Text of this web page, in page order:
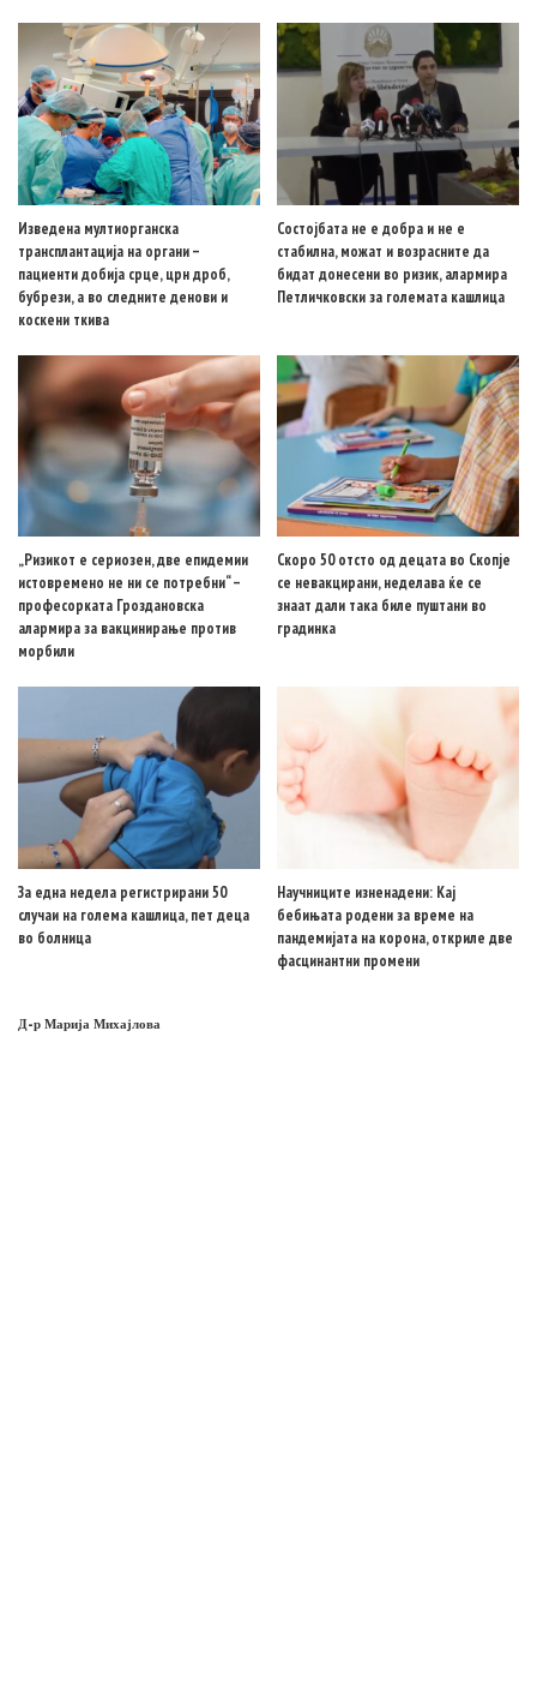
Изведена мултиорганска
трансплантација на органи –
пациенти добија срце, црн дроб,
бубрези, а во следните денови и
коскени ткива
Состојбата не е добра и не е
стабилна, можат и возрасните да
бидат донесени во ризик, алармира
Петличковски за големата кашлица
„Ризикот е сериозен, две епидемии
истовремено не ни се потребни“ –
професорката Гроздановска
алармира за вакцинирање против
морбили
Скоро 50 отсто од децата во Скопје
се невакцирани, неделава ќе се
знаат дали така биле пуштани во
градинка
За една недела регистрирани 50
случаи на голема кашлица, пет деца
во болница
Научниците изненадени: Кај
бебињата родени за време на
пандемијата на корона, откриле две
фасцинантни промени
Д-р Марија Михајлова